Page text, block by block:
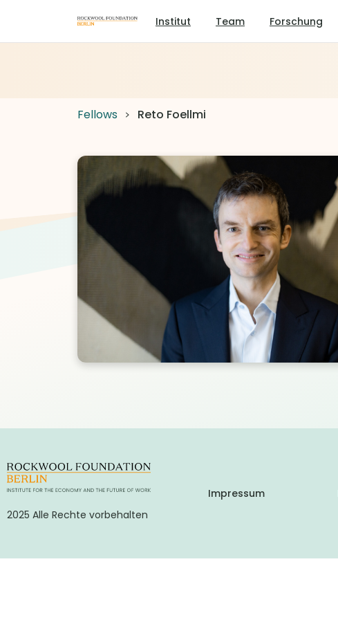
Institut Team Forschung
Fellows Reto Foellmi
2025 Alle Rechte vorbehalten
Impressum